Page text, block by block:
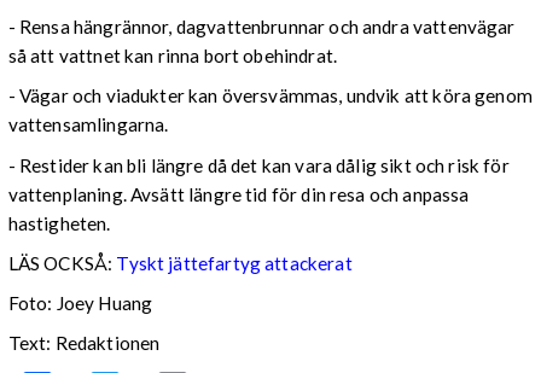
- Rensa hängrännor, dagvattenbrunnar och andra vattenvägar
så att vattnet kan rinna bort obehindrat.
- Vägar och viadukter kan översvämmas, undvik att köra genom
vattensamlingarna.
- Restider kan bli längre då det kan vara dålig sikt och risk för
vattenplaning. Avsätt längre tid för din resa och anpassa
hastigheten.
LÄS OCKSÅ: Tyskt jättefartyg attackerat
Foto: Joey Huang
Text: Redaktionen